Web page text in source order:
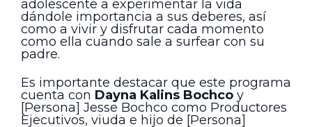
adolescente a experimentar la vida
dándole importancia a sus deberes, así
como a vivir y disfrutar cada momento
como ella cuando sale a surfear con su
padre.
Es importante destacar que este programa
cuenta con Dayna Kalins Bochco y
[Persona] Jesse Bochco como Productores
Ejecutivos, viuda e hijo de [Persona]